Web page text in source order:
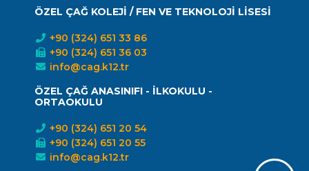
ÖZEL ÇAĞ KOLEJİ / FEN VE TEKNOLOJİ LİSESİ
+90 (324) 651 33 86
+90 (324) 651 36 03
info@cag.k12.tr
ÖZEL ÇAĞ ANASINIFI - İLKOKULU -
ORTAOKULU
+90 (324) 651 20 54
+90 (324) 651 20 55
info@cag.k12.tr